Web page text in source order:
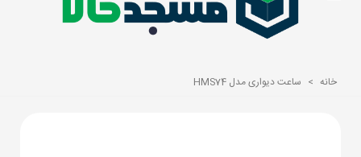
خانه > ساعت دیواری مدل HMS74